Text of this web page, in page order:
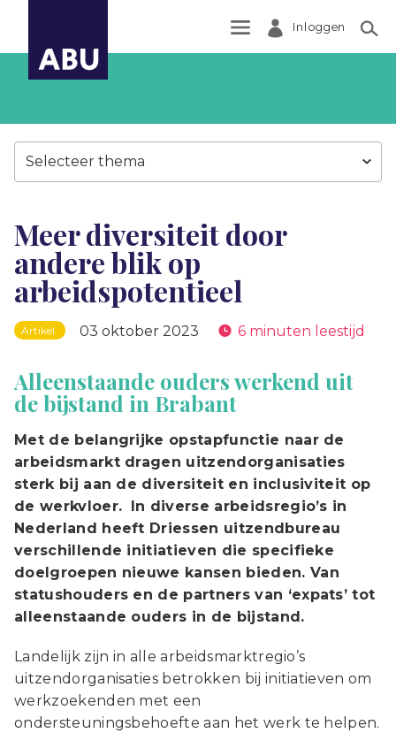
Inloggen
Selecteer thema
Meer diversiteit door
andere blik op
arbeidspotentieel
Artikel 03 oktober 2023 6 minuten leestijd
Alleenstaande ouders werkend uit
de bijstand in Brabant
Met de belangrijke opstapfunctie naar de
arbeidsmarkt dragen uitzendorganisaties
sterk bij aan de diversiteit en inclusiviteit op
de werkvloer.
In diverse arbeidsregio’s in
Nederland heeft Driessen uitzendbureau
verschillende initiatieven die specifieke
doelgroepen nieuwe kansen bieden. Van
statushouders en de partners van ‘expats’ tot
alleenstaande ouders in de bijstand.
Landelijk zijn in alle arbeidsmarktregio’s
uitzendorganisaties betrokken bij initiatieven om
werkzoekenden met een
ondersteuningsbehoefte aan het werk te helpen.